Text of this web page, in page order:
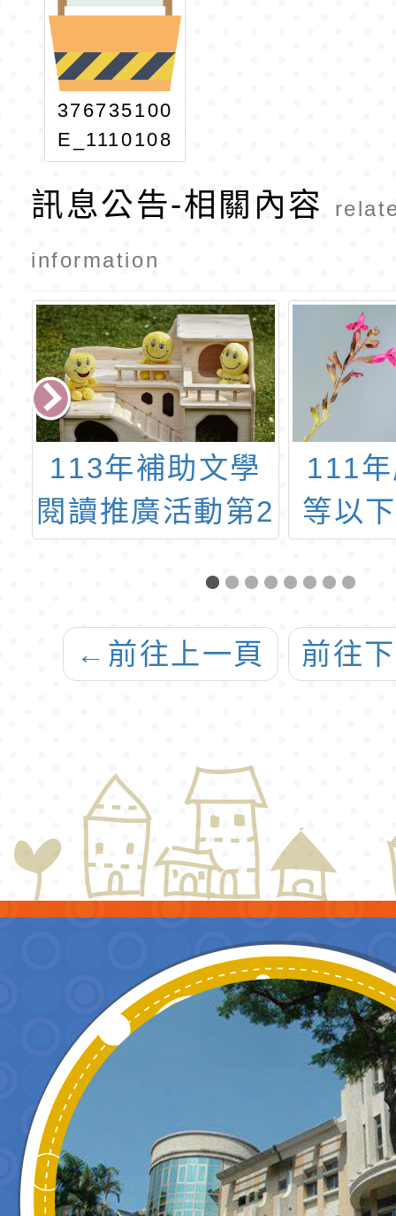
376735100
E_1110108
395_ATTA
CH1
訊息公告-相關內容
information
113年補助文學
閱讀推廣活動第2
111
等以
作人
證實
轉知
← 前往上一頁 前往